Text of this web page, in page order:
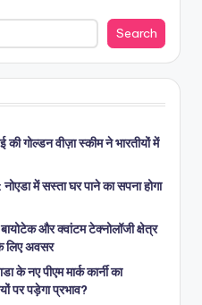
Search
गोल्डन वीज़ा स्कीम ने भारतीयों में
में सस्ता घर पाने का सपना होगा
और क्वांटम टेक्नोलॉजी क्षेत्र
लिए अवसर
के नए पीएम मार्क कार्नी का
पर पड़ेगा प्रभाव?